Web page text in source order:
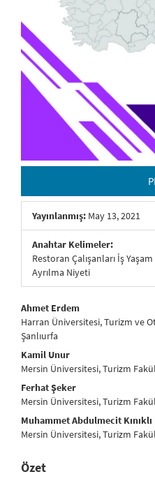
Yayınlanmış: May 13, 2021
Anahtar Kelimeler:
Restoran Çalışanları İş
Ayrılma Niyeti
Ahmet Erdem
Harran Üniversitesi, Turizm ve
Şanlıurfa
Kamil Unur
Mersin Üniversitesi, Turizm
Ferhat Şeker
Mersin Üniversitesi, Turizm
Muhammet Abdulmecit Kınıklı
Mersin Üniversitesi, Turizm
Özet